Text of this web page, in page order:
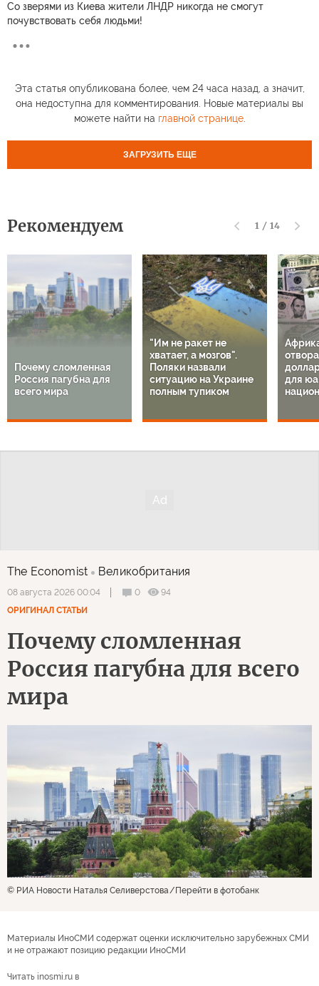
Со зверями из Киева жители ЛНДР никогда не смогут
почувствовать себя людьми!
Эта статья опубликована более, чем 24 часа назад, а значит,
она недоступна для комментирования. Новые материалы вы
можете найти на главной странице.
ЗАГРУЗИТЬ ЕЩЕ
Рекомендуем 1 / 14
Почему сломленная
Россия пагубна для
всего мира
"Им не ракет не
хватает, а мозгов".
Поляки назвали
ситуацию на Украине
полным тупиком
для
The Economist Великобритания
08 августа 2026 00:04 0
94
ОРИГИНАЛ СТАТЬИ
Почему сломленная
Россия пагубна для всего
мира
© РИА Новости Наталья Селиверстова Перейти в фотобанк
Материалы ИноСМИ содержат оценки исключительно зарубежных СМИ
и не отражают позицию редакции ИноСМИ
Читать inosmi.ru в